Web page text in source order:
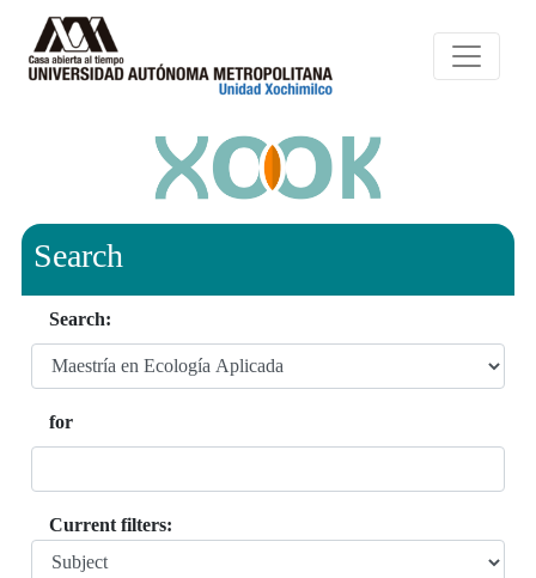
Search
Search:
for
Current filters: